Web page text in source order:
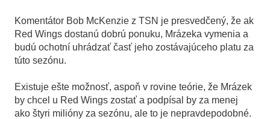
Komentátor Bob McKenzie z TSN je presvedčený, že ak
Red Wings dostanú dobrú ponuku, Mrázeka vymenia a
budú ochotní uhrádzať časť jeho zostávajúceho platu za
túto sezónu.
Existuje ešte možnosť, aspoň v rovine teórie, že Mrázek
by chcel u Red Wings zostať a podpísal by za menej
ako štyri milióny za sezónu, ale to je nepravdepodobné.